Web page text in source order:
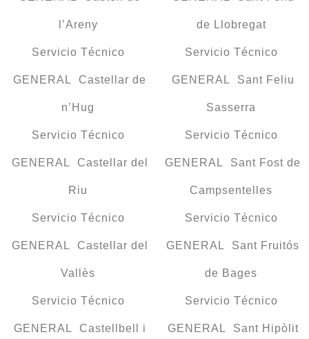
l’Areny
Servicio Técnico
GENERAL Castellar de
n’Hug
Servicio Técnico
GENERAL Castellar del
Riu
Servicio Técnico
GENERAL Castellar del
Vallès
Servicio Técnico
GENERAL Castellbell i
de Llobregat
Servicio Técnico
GENERAL Sant Feliu
Sasserra
Servicio Técnico
GENERAL Sant Fost de
Campsentelles
Servicio Técnico
GENERAL Sant Fruitós
de Bages
Servicio Técnico
GENERAL Sant Hipòlit